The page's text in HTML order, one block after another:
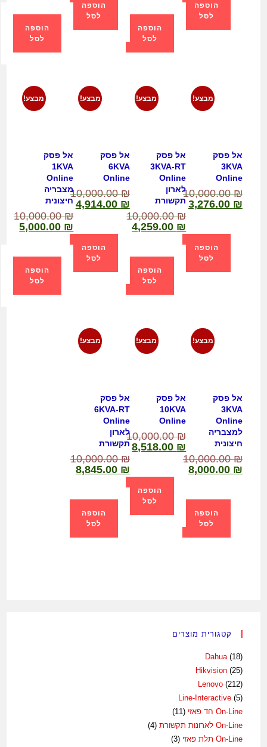
הוספה
לסל
הוספה
לסל
הוספה
לסל
הוספה
לסל
מבצע!
אל פסק
3KVA
Online
10,000.00₪
3,276.00 ₪
הוספה
לסל
מבצע!
אל פסק
3KVA-RT
Online
לארון
תקשורת
10,000.00₪
4,259.00 ₪
הוספה
לסל
מבצע!
אל פסק
6KVA
Online
10,000.00₪
4,914.00 ₪
הוספה
לסל
מבצע!
אל פסק
1KVA
Online
מצבריה
חיצונית
10,000.00₪
5,000.00 ₪
הוספה
לסל
מבצע!
אל פסק
3KVA
Online
למצבריה
חיצונית
10,000.00₪
8,000.00 ₪
הוספה
לסל
מבצע!
אל פסק
10KVA
Online
10,000.00₪
8,518.00 ₪
הוספה
לסל
מבצע!
אל פסק
6KVA-RT
Online
לארון
תקשורת
10,000.00₪
8,845.00 ₪
הוספה
לסל
קטגורית מוצרים
Dahua (18)
Hikvision (25)
Lenovo (212)
Line-Interactive (5)
On-Line חד פאזי
(11)
On-Line לארונות תקשורת
(4)
On-Line תלת פאזי
(3)